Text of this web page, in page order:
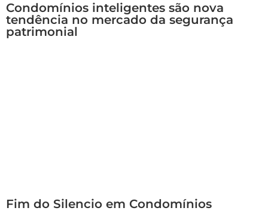
Condomínios inteligentes são nova
tendência no mercado da segurança
patrimonial
Fim do Silencio em Condomínios